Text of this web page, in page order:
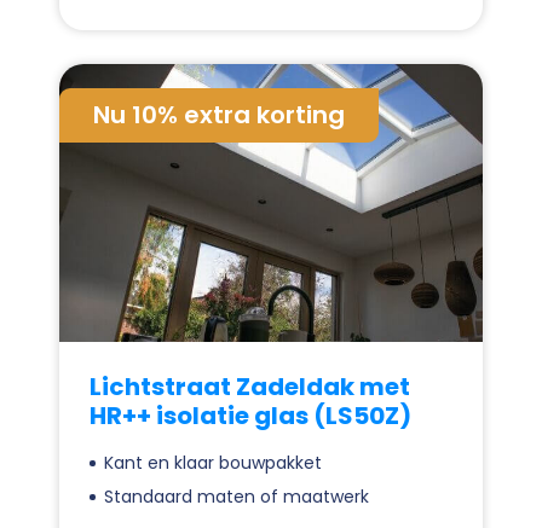
Nu 10% extra korting
Lichtstraat Zadeldak met
HR++ isolatie glas (LS50Z)
Kant en klaar bouwpakket
Standaard maten of maatwerk